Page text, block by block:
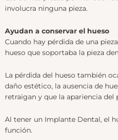
involucra ninguna pieza.
Ayudan a conservar el hueso
Cuando hay pérdida de una
hueso que soportaba la pieza
La pérdida del hueso también
daño estético, la ausencia de
retraigan y que la apariencia del
Al tener un Implante Dental, el
función.